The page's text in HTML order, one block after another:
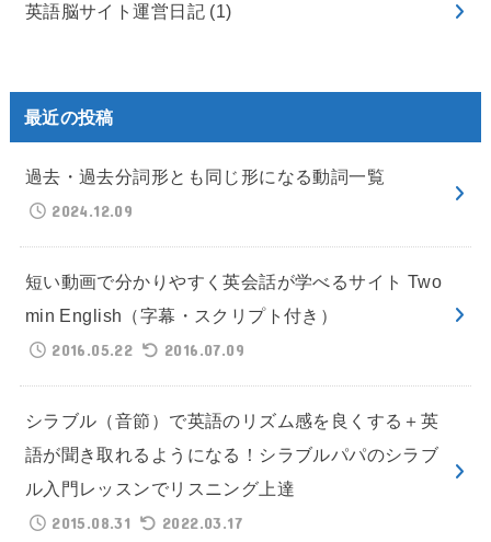
英語脳サイト運営日記 (1)
最近の投稿
過去・過去分詞形とも同じ形になる動詞一覧
2024.12.09
短い動画で分かりやすく英会話が学べるサイト Two
min English（字幕・スクリプト付き）
2016.05.22
2016.07.09
シラブル（音節）で英語のリズム感を良くする＋英
語が聞き取れるようになる！シラブルパパのシラブ
ル入門レッスンでリスニング上達
2015.08.31
2022.03.17